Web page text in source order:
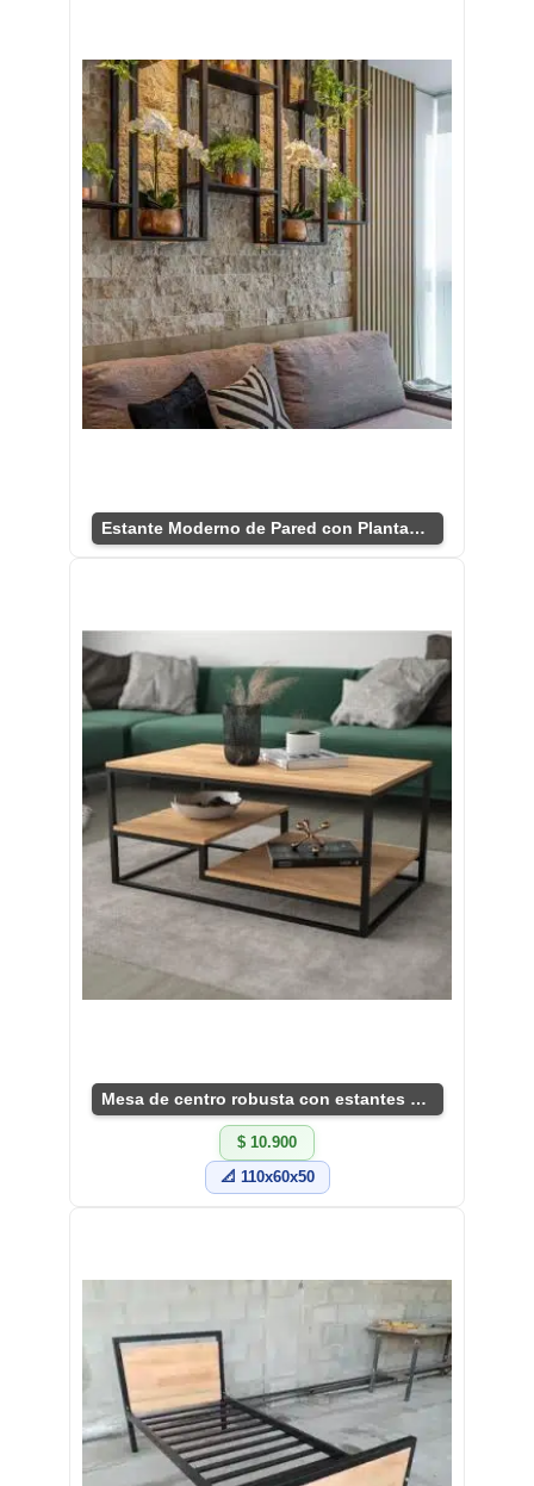
Estante Moderno de Pared con Plantas Elegantes
Mesa de centro robusta con estantes prácticos.
$ 10.900
📐 110x60x50